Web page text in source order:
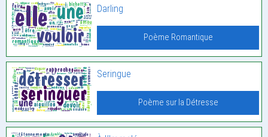
Darling
Poème Romantique
Seringue
Poème sur la Détresse